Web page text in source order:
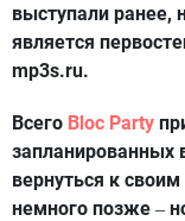
выступали ранее,
является
mp3s.ru.
Всего Bloc Party
вернуться к
немного позже –